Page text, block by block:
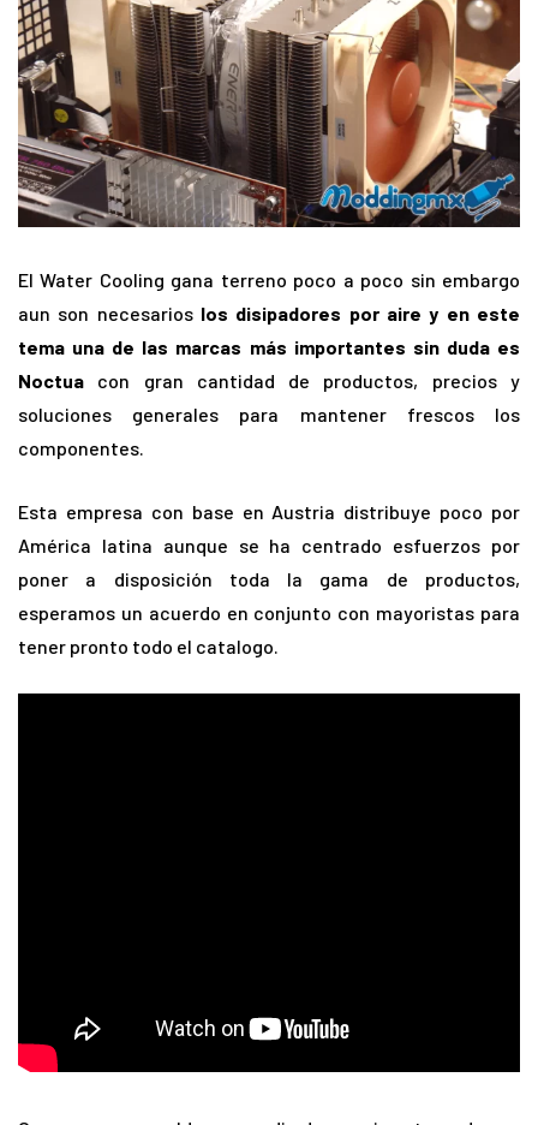
El Water Cooling gana terreno poco a poco sin embargo
aun son necesarioslos disipadores por aire y en este
tema una de las marcas más importantes sin duda es
Noctua con gran cantidad de productos, precios y
soluciones generales para mantener frescos los
componentes.
Esta empresa con base en Austria distribuye poco por
América latina aunque se ha centrado esfuerzos por
poner a disposición toda la gama de productos,
esperamos un acuerdo en conjunto con mayoristas para
tener pronto todo el catalogo.